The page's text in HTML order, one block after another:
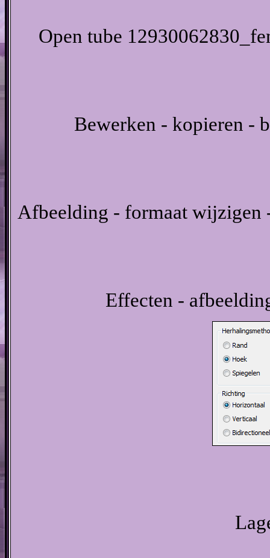
Open tube
Bewerken - kopieren -
Afbeelding - formaat wijzigen
Effecten -